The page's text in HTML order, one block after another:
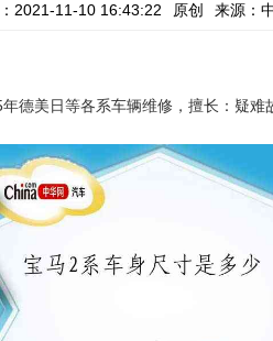
2021-11-10 16:43:22 原创 来源：